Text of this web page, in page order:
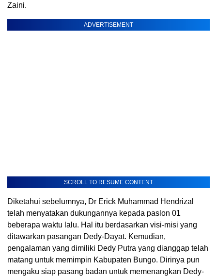
Zaini.
ADVERTISEMENT
SCROLL TO RESUME CONTENT
Diketahui sebelumnya, Dr Erick Muhammad Hendrizal
telah menyatakan dukungannya kepada paslon 01
beberapa waktu lalu. Hal itu berdasarkan visi-misi yang
ditawarkan pasangan Dedy-Dayat. Kemudian,
pengalaman yang dimiliki Dedy Putra yang dianggap telah
matang untuk memimpin Kabupaten Bungo. Dirinya pun
mengaku siap pasang badan untuk memenangkan Dedy-